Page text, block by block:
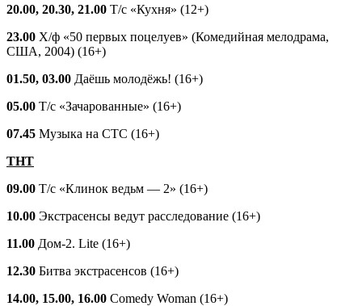
20.00, 20.30, 21.00 Т/с «Кухня» (12+)
23.00 Х/ф «50 первых поцелуев» (Комедийная мелодрама,
США, 2004) (16+)
01.50, 03.00 Даёшь молодёжь! (16+)
05.00 Т/с «Зачарованные» (16+)
07.45 Музыка на СТС (16+)
ТНТ
09.00 Т/с «Клинок ведьм — 2» (16+)
10.00 Экстрасенсы ведут расследование (16+)
11.00 Дом-2. Lite (16+)
12.30 Битва экстрасенсов (16+)
14.00, 15.00, 16.00 Comedy Woman (16+)